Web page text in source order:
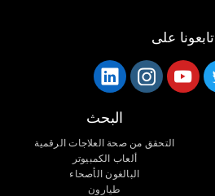
تابعونا على
البحث
التحقق من صحة العلاجات الرقمية
ألعاب الكمبيوتر
البالغون الأصحاء
طيارون